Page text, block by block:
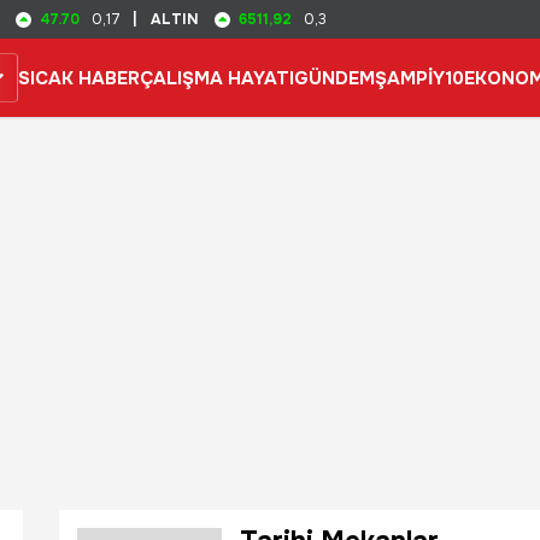
47.70 0,17 ALTIN 6511,92 0,3
SICAK HABERÇALIŞMA HAYATIGÜNDEMŞAMPİY10